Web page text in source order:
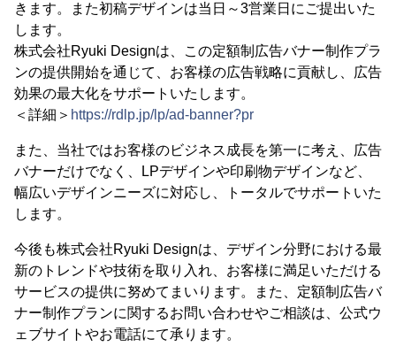
きます。また初稿デザインは当日～3営業日にご提出いた
します。
株式会社Ryuki Designは、この定額制広告バナー制作プラ
ンの提供開始を通じて、お客様の広告戦略に貢献し、広告
効果の最大化をサポートいたします。
＜詳細＞ https://rdlp.jp/lp/ad-banner?pr
また、当社ではお客様のビジネス成長を第一に考え、広告
バナーだけでなく、LPデザインや印刷物デザインなど、
幅広いデザインニーズに対応し、トータルでサポートいた
します。
今後も株式会社Ryuki Designは、デザイン分野における最
新のトレンドや技術を取り入れ、お客様に満足いただける
サービスの提供に努めてまいります。また、定額制広告バ
ナー制作プランに関するお問い合わせやご相談は、公式ウ
ェブサイトやお電話にて承ります。